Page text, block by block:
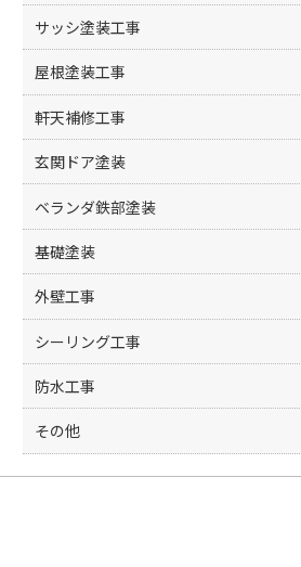
サッシ塗装工事
屋根塗装工事
軒天補修工事
玄関ドア塗装
ベランダ鉄部塗装
基礎塗装
外壁工事
シーリング工事
防水工事
その他